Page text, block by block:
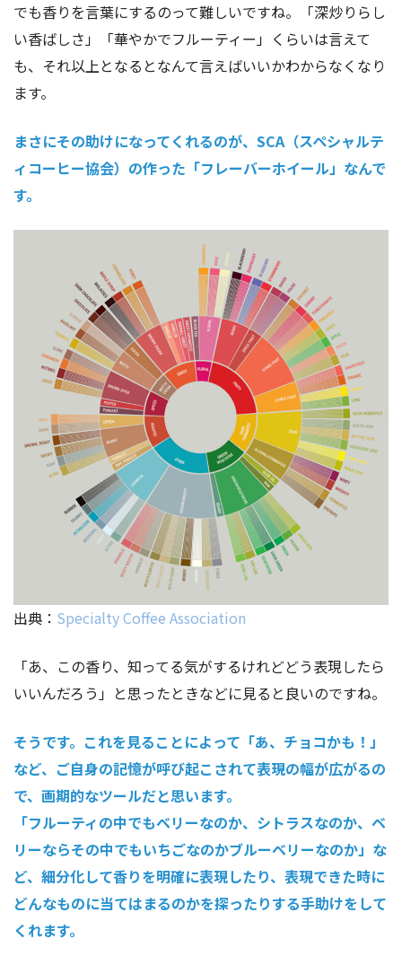
でも香りを言葉にするのって難しいですね。「深炒りらし
い香ばしさ」「華やかでフルーティー」くらいは言えて
も、それ以上となるとなんて言えばいいかわからなくなり
ます。
まさにその助けになってくれるのが、SCA（スペシャルテ
ィコーヒー協会）の作った「フレーバーホイール」なんで
す。
出典： Specialty Coffee Association
「あ、この香り、知ってる気がするけれどどう表現したら
いいんだろう」と思ったときなどに見ると良いのですね。
そうです。これを見ることによって「あ、チョコかも！」
など、ご自身の記憶が呼び起こされて表現の幅が広がるの
で、画期的なツールだと思います。
「フルーティの中でもベリーなのか、シトラスなのか、ベ
リーならその中でもいちごなのかブルーベリーなのか」な
ど、細分化して香りを明確に表現したり、表現できた時に
どんなものに当てはまるのかを探ったりする手助けをして
くれます。